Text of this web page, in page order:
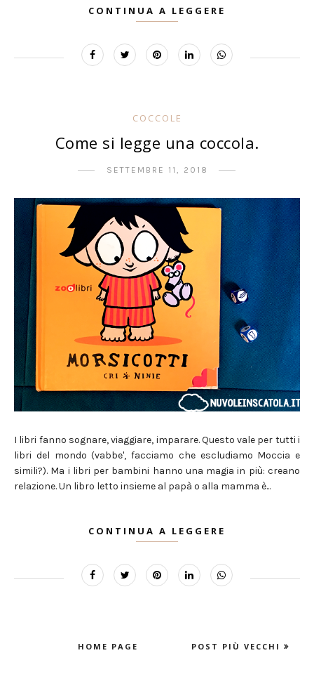
CONTINUA A LEGGERE
COCCOLE
Come si legge una coccola.
SETTEMBRE 11, 2018
I libri fanno sognare, viaggiare, imparare. Questo vale per tutti i
libri del mondo (vabbe', facciamo che escludiamo Moccia e
simili?). Ma i libri per bambini hanno una magia in più: creano
relazione. Un libro letto insieme al papà o alla mamma è...
CONTINUA A LEGGERE
POST PIÙ VECCHI
HOME PAGE